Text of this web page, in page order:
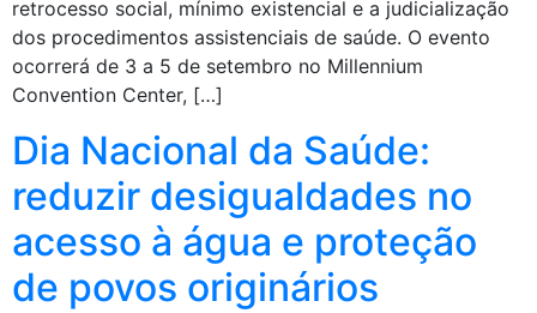
retrocesso social, mínimo existencial e a judicialização
dos procedimentos assistenciais de saúde. O evento
ocorrerá de 3 a 5 de setembro no Millennium
Convention Center, […]
Dia Nacional da Saúde:
reduzir desigualdades no
acesso à água e proteção
de povos originários